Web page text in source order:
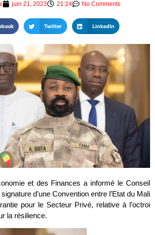
juin 21, 2023 21:24 No Comments
Twitter LinkedIn
et des Finances a informé le Conseil
d’une Convention entre l’Etat du Mali
pour le Secteur Privé, relative à l’octroi
la résilience.